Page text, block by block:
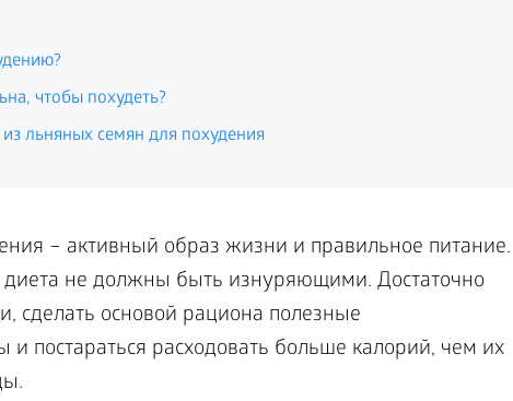
чтобы похудеть?
льняных семян для похудения
– активный образ жизни и правильное питание.
не должны быть изнуряющими. Достаточно
сделать основой рациона полезные
постараться расходовать больше калорий, чем их